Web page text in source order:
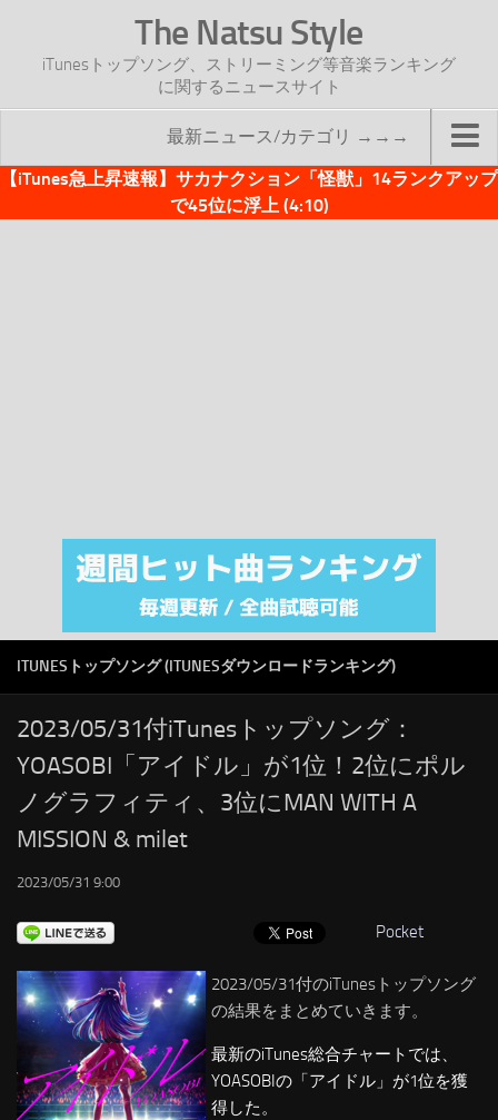
The Natsu Style
iTunesトップソング、ストリーミング等音楽ランキング
に関するニュースサイト
最新ニュース/カテゴリ →→→
TOP
注目カテゴリ
オリジナルiTunes週間トップソング
RSS
LINKS
【iTunes急上昇速報】サカナクション「怪獣」14ランクアップ
で45位に浮上 (4:10)
ITUNESトップソング (ITUNESダウンロードランキング)
2023/05/31付iTunesトップソング：
YOASOBI「アイドル」が1位！2位にポル
ノグラフィティ、3位にMAN WITH A
MISSION & milet
2023/05/31 9:00
Pocket
2023/05/31付のiTunesトップソング
の結果をまとめていきます。
最新のiTunes総合チャートでは、
YOASOBIの「アイドル」が1位を獲
得した。